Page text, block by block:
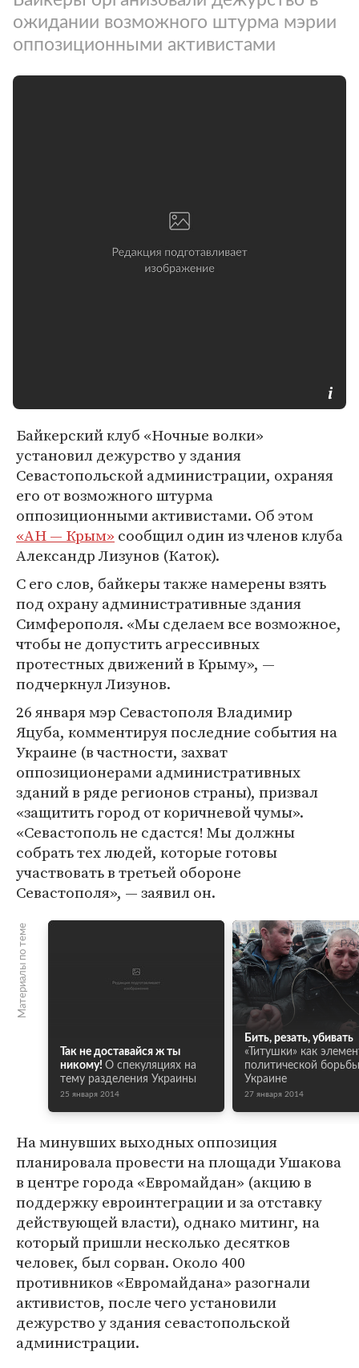
ожидании возможного штурма мэрии
оппозиционными активистами
Байкерский клуб «Ночные волки»
установил дежурство у здания
Севастопольской администрации, охраняя
его от возможного штурма
оппозиционными активистами. Об этом
«АН — Крым» сообщил один из членов клуба
Александр Лизунов (Каток).
С его слов, байкеры также намерены взять
под охрану административные здания
Симферополя. «Мы сделаем все возможное,
чтобы не допустить агрессивных
протестных движений в Крыму», —
подчеркнул Лизунов.
26 января мэр Севастополя Владимир
Яцуба, комментируя последние события на
Украине (в частности, захват
оппозиционерами административных
зданий в ряде регионов страны), призвал
«защитить город от коричневой чумы».
«Севастополь не сдастся! Мы должны
собрать тех людей, которые готовы
участвовать в третьей обороне
Севастополя», — заявил он.
Материалы по теме
Так не доставайся ж ты
никому! О спекуляциях на
тему разделения Украины
25 января 2014
Бить, резать, убивать
«Титушки» как
политической
Украине
27 января 2014
На минувших выходных оппозиция
планировала провести на площади Ушакова
в центре города «Евромайдан» (акцию в
поддержку евроинтеграции и за отставку
действующей власти), однако митинг, на
который пришли несколько десятков
человек, был сорван. Около 400
противников «Евромайдана» разогнали
активистов, после чего установили
дежурство у здания севастопольской
администрации.